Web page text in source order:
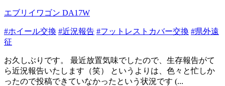
エブリイワゴン DA17W
#ホイール交換 #近況報告 #フットレストカバー交換 #県外遠
征
お久しぶりです。 最近放置気味でしたので、生存報告がて
ら近況報告いたします（笑） というよりは、色々と忙しか
ったので投稿できていなかったという状況です (...